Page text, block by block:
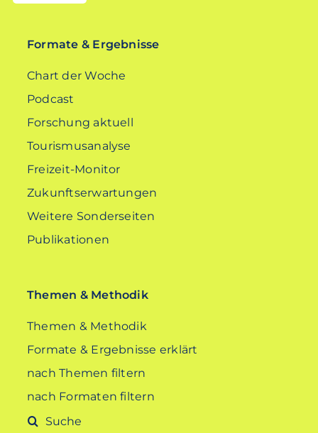
EN
Formate & Ergebnisse
Chart der Woche
Podcast
Forschung aktuell
Tourismusanalyse
Freizeit-Monitor
Zukunftserwartungen
Weitere Sonderseiten
Publikationen
Themen & Methodik
Themen & Methodik
Formate & Ergebnisse erklärt
nach Themen filtern
nach Formaten filtern
Suche